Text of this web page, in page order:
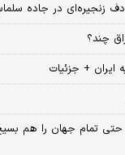
چند؟
ایران + جزئیات
تمام جهان را هم